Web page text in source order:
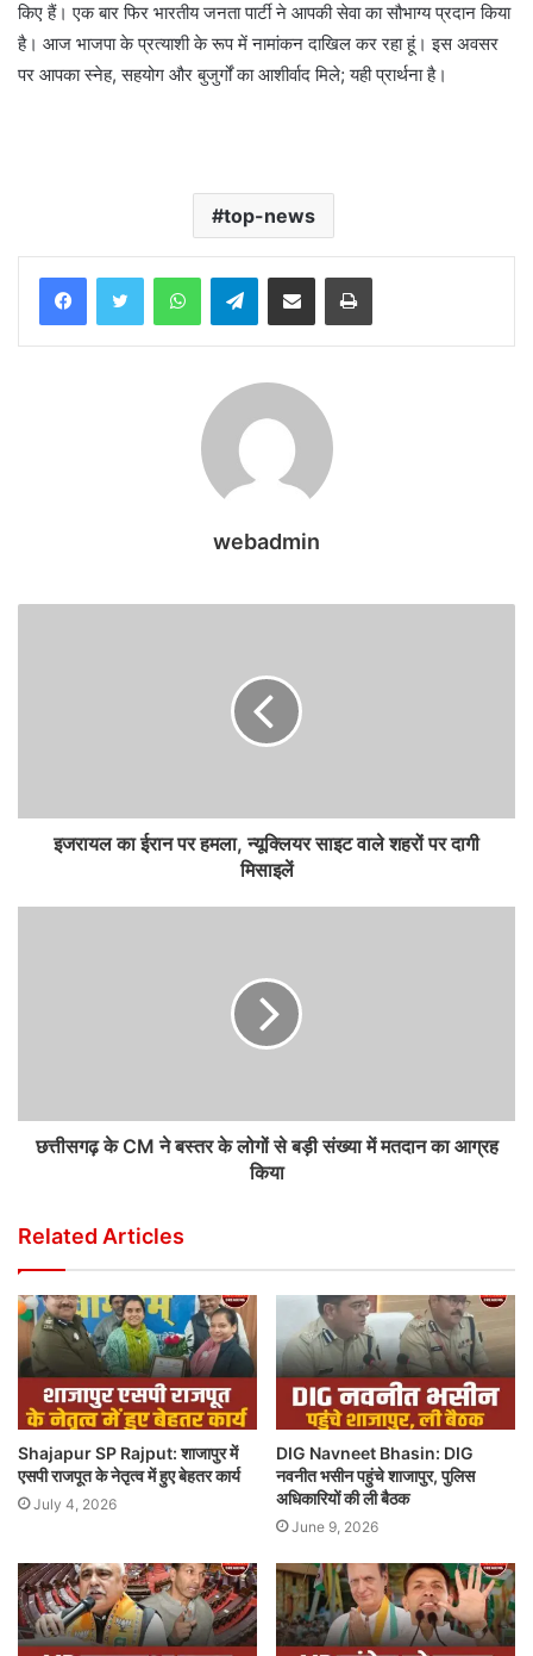
किए हैं। एक बार फिर भारतीय जनता पार्टी ने आपकी सेवा का सौभाग्य प्रदान किया
है। आज भाजपा के प्रत्याशी के रूप में नामांकन दाखिल कर रहा हूं। इस अवसर
पर आपका स्नेह, सहयोग और बुजुर्गों का आशीर्वाद मिले; यही प्रार्थना है।
top-news
WhatsAppTelegramShare via Email Print
webadmin
इजरायल का ईरान पर हमला, न्यूक्लियर साइट वाले शहरों पर दागी
मिसाइलें
छत्तीसगढ़ के CM ने बस्तर के लोगों से बड़ी संख्या में मतदान का आग्रह
किया
Related Articles
Shajapur SP Rajput: शाजापुर में
एसपी राजपूत के नेतृत्व में हुए बेहतर कार्य
July 4, 2026
DIG Navneet Bhasin: DIG
नवनीत भसीन पहुंचे शाजापुर, पुलिस
अधिकारियों की ली बैठक
June 9, 2026